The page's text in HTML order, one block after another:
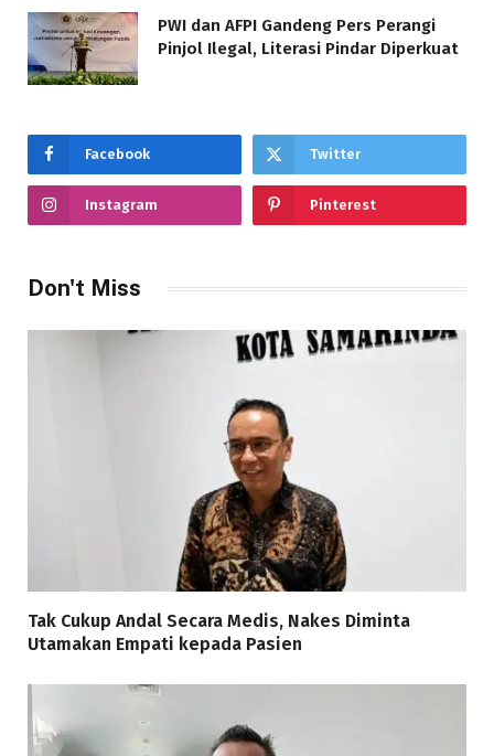
PWI dan AFPI Gandeng Pers Perangi
Pinjol Ilegal, Literasi Pindar Diperkuat
Facebook Twitter
Instagram Pinterest
Don't Miss
Tak Cukup Andal Secara Medis, Nakes Diminta
Utamakan Empati kepada Pasien